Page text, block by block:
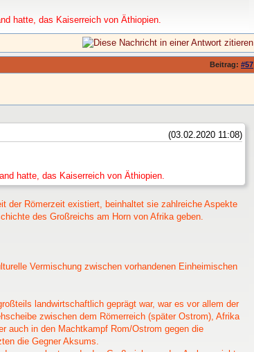
hatte, das Kaiserreich von Äthiopien.
Beitrag: #57
(03.02.2020 11:08)
hatte, das Kaiserreich von Äthiopien.
der Römerzeit existiert, beinhaltet sie zahlreiche Aspekte
des Großreichs am Horn von Afrika geben.
Vermischung zwischen vorhandenen Einheimischen
landwirtschaftlich geprägt war, war es vor allem der
zwischen dem Römerreich (später Ostrom), Afrika
auch in den Machtkampf Rom/Ostrom gegen die
die Gegner Aksums.